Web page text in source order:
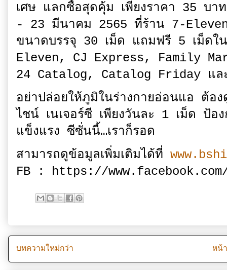
เศษ แลกซื้อสุดคุ้ม เพียงราคา 35 บ
- 23 มีนาคม 2565 ที่ร้าน 7-
ขนาดบรรจุ 30 เม็ด แถมฟรี 5 เม็ด
Eleven, CJ Express, Family
24 Catalog, Catalog Friday แล
อย่าปล่อยให้ภูมิในร่างกายอ่อนแอ ต้อ
ไชน์ เนเจอร์ซี เพียงวันละ 1 เม็ด ป้อ
แข็งแรง ซีซั่นนี้…เราก็รอด
สามารถดูข้อมูลเพิ่มเติมได้ที่
FB : https://
บทความใหม่กว่า หน้